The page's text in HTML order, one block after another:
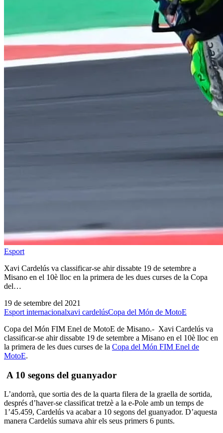
Esport
Xavi Cardelús va classificar-se ahir dissabte 19 de setembre a
Misano en el 10è lloc en la primera de les dues curses de la Copa
del…
19 de setembre del 2021
Esport internacionalxavi cardelúsCopa del Món de MotoE
Copa del Món FIM Enel de MotoE de Misano.- Xavi Cardelús va
classificar-se ahir dissabte 19 de setembre a Misano en el 10è lloc en
la primera de les dues curses de la Copa del Món FIM Enel de
MotoE.
A 10 segons del guanyador
L’andorrà, que sortia des de la quarta filera de la graella de sortida,
després d’haver-se classificat tretzè a la e-Pole amb un temps de
1’45.459, Cardelús va acabar a 10 segons del guanyador. D’aquesta
manera Cardelús sumava ahir els seus primers 6 punts.